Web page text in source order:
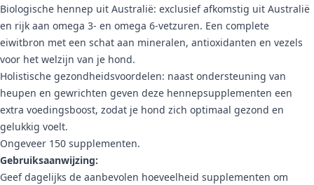
Biologische hennep uit Australië: exclusief afkomstig uit Australië
en rijk aan omega 3- en omega 6-vetzuren. Een complete
eiwitbron met een schat aan mineralen, antioxidanten en vezels
voor het welzijn van je hond.
Holistische gezondheidsvoordelen: naast ondersteuning van
heupen en gewrichten geven deze hennepsupplementen een
extra voedingsboost, zodat je hond zich optimaal gezond en
gelukkig voelt.
Ongeveer 150 supplementen.
Gebruiksaanwijzing:
Geef dagelijks de aanbevolen hoeveelheid supplementen om